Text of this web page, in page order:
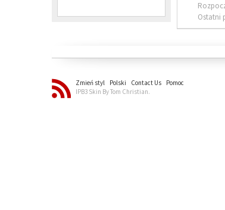
Ostatni
Zmień styl Polski Contact Us
Pomoc
IPB3 Skin By Tom Christian.